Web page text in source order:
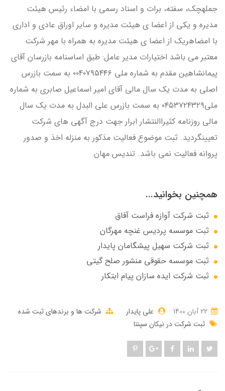
جملهچک، سفته، برات و اسناد رسمي با امضاء رئيس هيئت
مديره و يكي از اعضا ي هيئت مديره و ساير اوراق عادي و اداري
با امضاهريک از اعضا ي هيئت مديره به همراه با مهر شركت
معتبر مي باشد اختيارات مدير عامل: طبق اساسنامه بازرسان آقاي
پيمانشاهين مقدم به شماره ملي ۰۰۴۰۷۹۵۴۴۶ به سمت بازرس
اصلي به مدت يک سال مالي آقاي امير اسماعيل صابري به شماره
ملي۰۴۵۳۷۲۴۳۲۹ به سمت بازرس علي البدل به مدت يک سال
مالي روزنامه كثيراالنتشار ابرار جهت درج آگهي هاي شركت
تعيينگرديد. ثبت موضوع فعاليت مذكور به منزله اخذ و صدور
پروانه فعاليت نمي باشد. تندیس مهان
همچنین بخوانید...
ثبت شرکت آوازه فراست آفاق
ثبت موسسه پردیس غنچه مهرگان
ثبت شرکت سهيل پيشگامان پايدار
ثبت موسسه حقوقی منشور صلح گیتی
ثبت شرکت ایده سازان پیام ابتکار
علی پایدار
شرکت ها و برندهای ثبت شده
ثبت شرکت در نیکان سپنتا